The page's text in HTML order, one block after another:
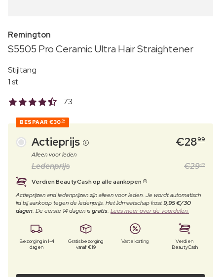
Remington
S5505 Pro Ceramic Ultra Hair Straightener
Stijltang
1 st
73
BESPAAR €30 00
Actieprijs €2899
Alleen voor leden
Ledenprijs €2989
Verdien BeautyCash op alle aankopen
Actieprijzen and ledenprijzen zijn alleen voor leden. Je wordt automatisch
lid bij aankoop tegen de ledenprijs. Het lidmaatschap kost9,95 €/30
dagen. De eerste 14 dagen isgratis. Lees meer over de voordelen.
Bezorging in 1-4
dagen
Gratis bezorging
vanaf €19
Vaste korting
Verdien
BeautyCash